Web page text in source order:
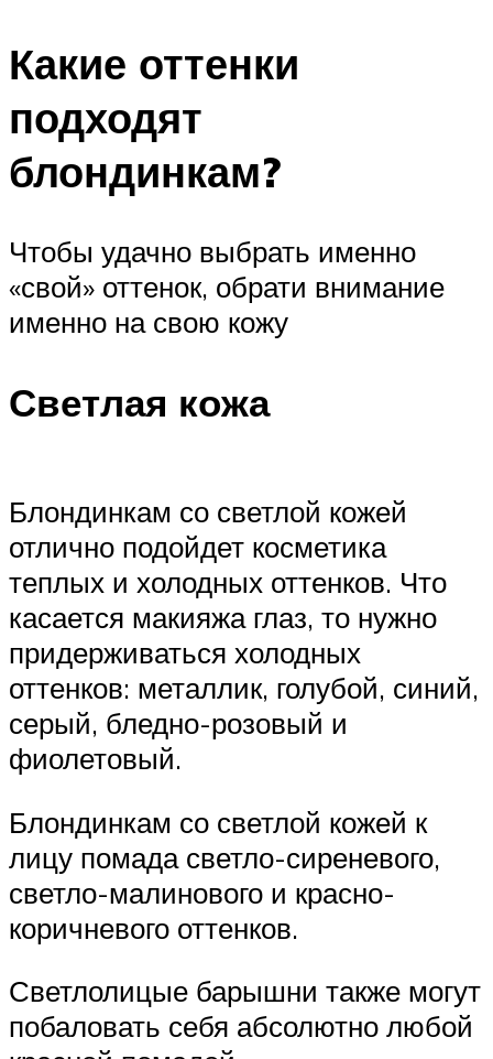
Какие оттенки
подходят
блондинкам?
Чтобы удачно выбрать именно
«свой» оттенок, обрати внимание
именно на свою кожу
Светлая кожа
Блондинкам со светлой кожей
отлично подойдет косметика
теплых и холодных оттенков. Что
касается макияжа глаз, то нужно
придерживаться холодных
оттенков: металлик, голубой, синий,
серый, бледно-розовый и
фиолетовый.
Блондинкам со светлой кожей к
лицу помада светло-сиреневого,
светло-малинового и красно-
коричневого оттенков.
Светлолицые барышни также могут
побаловать себя абсолютно любой